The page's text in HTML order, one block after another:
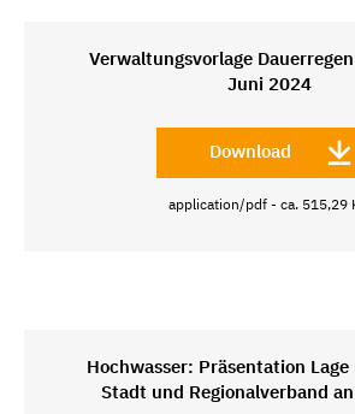
Verwaltungsvorlage
Juni 2024
Download
application/pdf - ca. 515,29
Hochwasser: Präsentation
Stadt und Regionalverband